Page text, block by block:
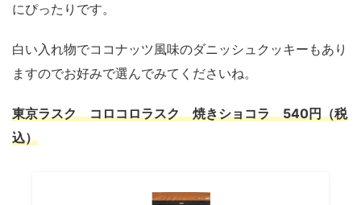
にぴったりです。
白い入れ物でココナッツ風味のダニッシュクッキーもあり
ますのでお好みで選んでみてくださいね。
東京ラスク コロコロラスク 焼きショコラ 540円（税
込）